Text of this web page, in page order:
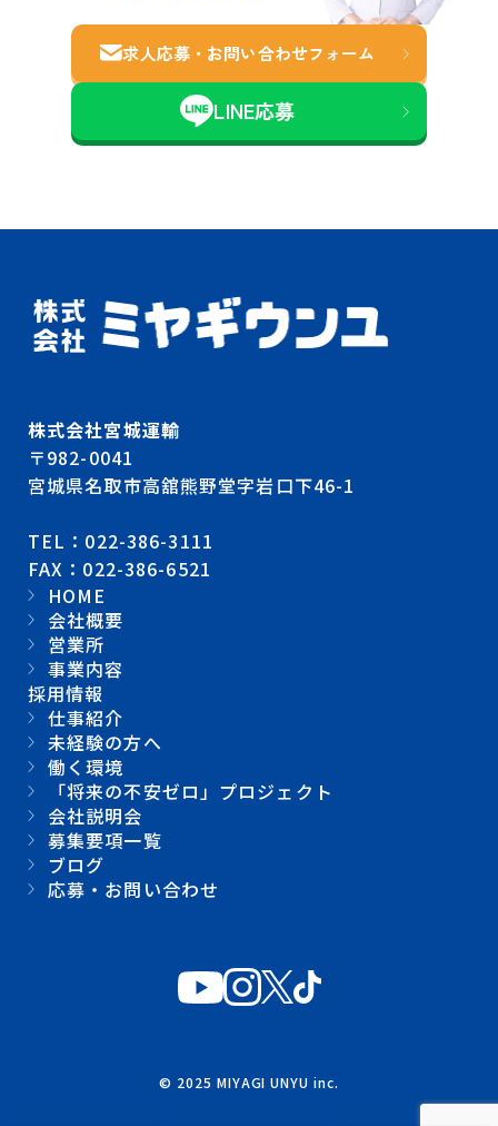
求人応募・お問い合わせフォーム
LINE応募
株式会社宮城運輸
〒982-0041
宮城県名取市高舘熊野堂字岩口下46-1
TEL：022-386-3111
FAX：022-386-6521
HOME
会社概要
営業所
事業内容
採用情報
仕事紹介
未経験の方へ
働く環境
「将来の不安ゼロ」プロジェクト
会社説明会
募集要項一覧
ブログ
応募・お問い合わせ
© 2025 MIYAGI UNYU inc.